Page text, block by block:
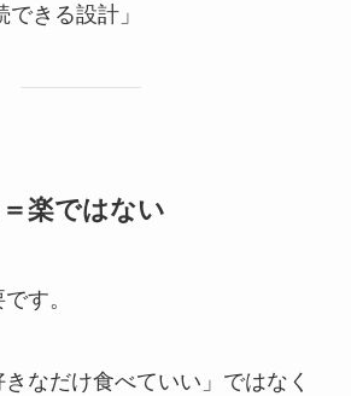
きる設計」
楽ではない
す。
きなだけ食べていい」ではなく